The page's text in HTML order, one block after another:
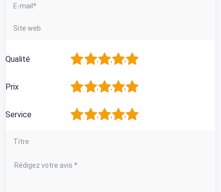
Qualité 5
4
3
2
Prix 5
4
3
2
Service 5
4
3
2